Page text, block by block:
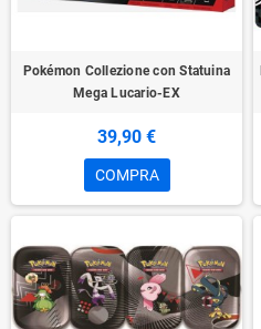
Pokémon Collezione con Statuina
Mega Lucario-EX
39,90 €
COMPRA